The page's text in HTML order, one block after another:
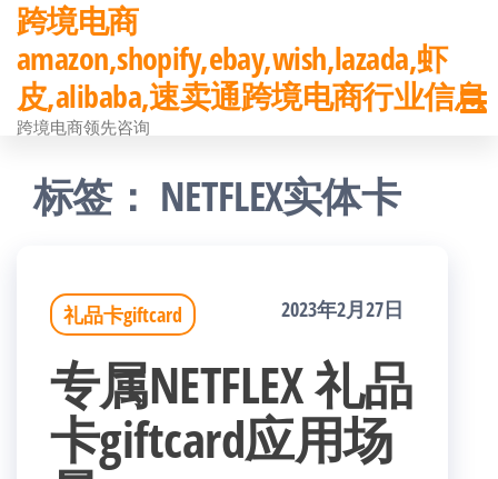
前
往
内
跨境电商
amazon,shopify,ebay,wish,lazada,虾
皮,alibaba,速卖通跨境电商行业信息
跨境电商领先咨询
标签： NETFLEX实体卡
礼品卡giftcard 2023年2月27日
专属NETFLEX 礼品
卡giftcard应用场